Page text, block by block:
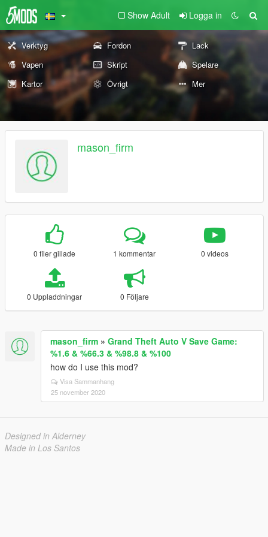
Show Adult Logga in
Verktyg Fordon
Lack
Vapen
Skript
Spelare
Kartor
Övrigt Mer
mason_firm
0 filer gillade 1 kommentar 0 videos
0 Uppladdningar 0 Följare
mason_firm » Grand Theft Auto V Save Game:
%1.6 & %66.3 & %98.8 & %100
how do I use this mod?
Visa Sammanhang
25 november 2020
Designed in Alderney
Made in Los Santos